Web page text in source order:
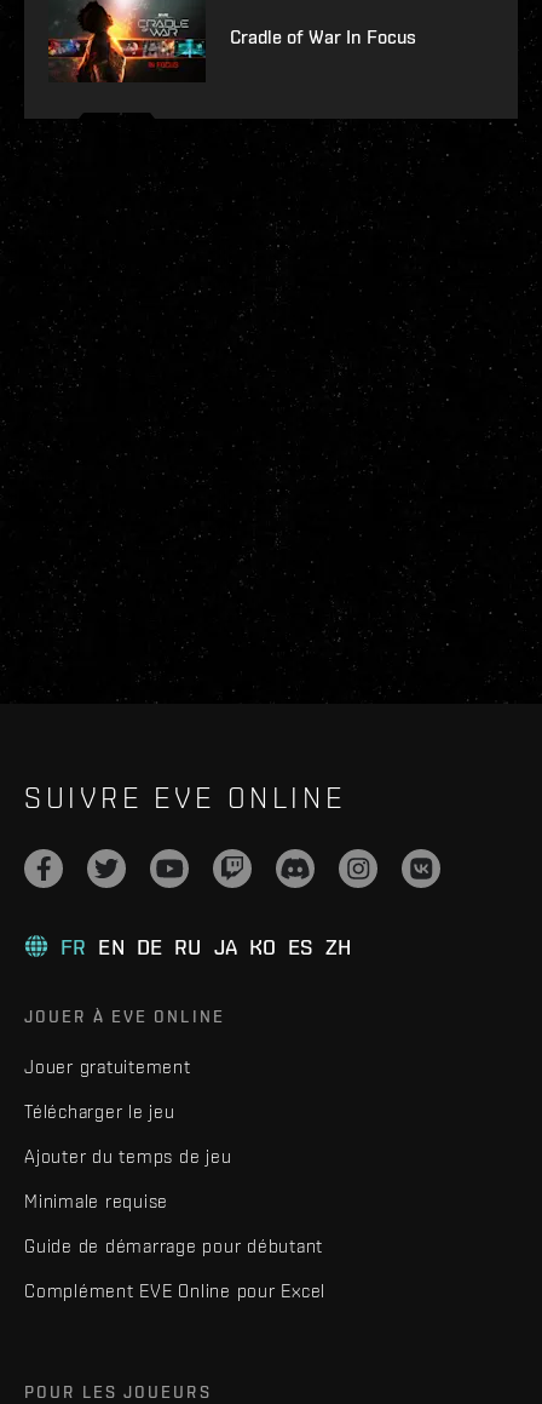
Cradle of War In Focus
SUIVRE EVE ONLINE
FR EN DE RU JA KO ES ZH
JOUER À EVE ONLINE
Jouer gratuitement
Télécharger le jeu
Ajouter du temps de jeu
Minimale requise
Guide de démarrage pour débutant
Complément EVE Online pour Excel
POUR LES JOUEURS